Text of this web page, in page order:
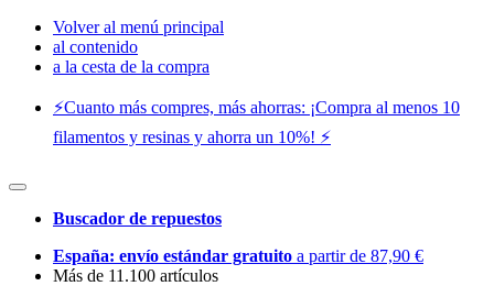
Volver al menú principal
al contenido
a la cesta de la compra
⚡️Cuanto más compres, más ahorras: ¡Compra al menos 10
filamentos y resinas y ahorra un 10%! ⚡️
Buscador de repuestos
España: envío estándar gratuito a partir de 87,90 €
Más de 11.100 artículos